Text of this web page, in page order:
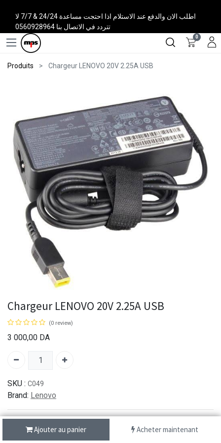
اطلب الان والدفع عند الاستلام اذا احتجت مساعدة 24/24 & 7/7 لا
تتردد في الاتصال بنا 0560928964
0
Produits Chargeur LENOVO 20V 2.25A USB
Ajouter au panier Acheter maintenant
Chargeur LENOVO 20V 2.25A USB
(0 review)
3 000,00 DA
SKU : C049
Brand: Lenovo
شحن سريع من 1 الى 3 ايام